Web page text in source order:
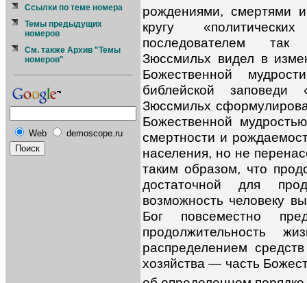
Ссылки по теме номера
Темы предыдущих
номеров
См. также Архив "Темы
номеров"
Web demoscope.ru
рождениями, смертями
кругу
последователем так
Зюссмильх видел в
Божественной
библейской заповеди
Зюссмильх
Божественной
смертности и
населения, но не
таким образом, что
достаточной для
возможность человеку
Бог повсеместно
продолжительность
распределением
хозяйства — часть